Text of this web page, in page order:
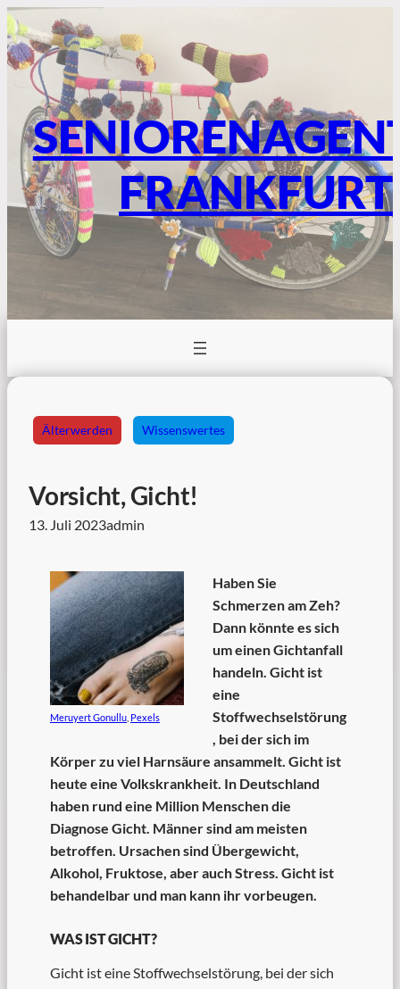
FRANKFURT
Älterwerden Wissenswertes
Vorsicht, Gicht!
13. Juli 2023admin
Meruyert Gonullu Pexels
Haben Sie
Schmerzen am Zeh?
Dann könnte es sich
um einen Gichtanfall
handeln. Gicht ist
eine
Stoffwechselstörung
, bei der sich im
Körper zu viel Harnsäure ansammelt. Gicht ist
heute eine Volkskrankheit. In Deutschland
haben rund eine Million Menschen die
Diagnose Gicht. Männer sind am meisten
betroffen. Ursachen sind Übergewicht,
Alkohol, Fruktose, aber auch Stress. Gicht ist
behandelbar und man kann ihr vorbeugen.
WAS IST GICHT?
Gicht ist eine Stoffwechselstörung, bei der sich